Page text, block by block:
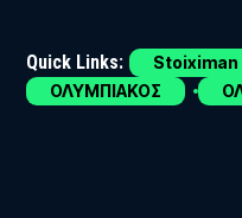
Quick Links: Stoiximan
ΟΛΥΜΠΙΑΚΟΣ